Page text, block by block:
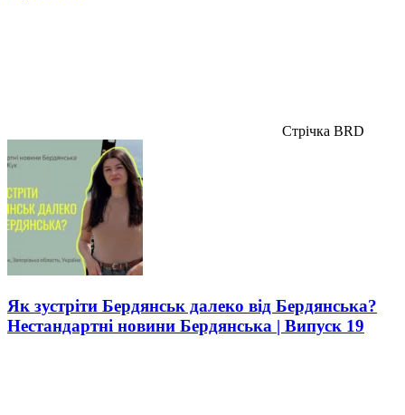
Стрічка BRD
Як зустріти Бердянськ далеко від Бердянська?
Нестандартні новини Бердянська | Випуск 19